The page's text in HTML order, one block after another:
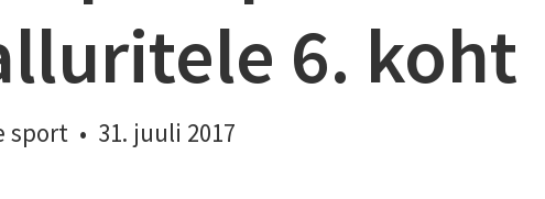
6. koht
sport • 31. juuli 2017